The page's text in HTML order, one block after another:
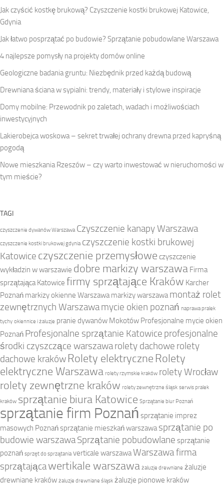
Jak czyścić kostkę brukową? Czyszczenie kostki brukowej Katowice,
Gdynia
Jak łatwo posprzątać po budowie? Sprzątanie pobudowlane Warszawa
4 najlepsze pomysły na projekty domów online
Geologiczne badania gruntu: Niezbędnik przed każdą budową
Drewniana ściana w sypialni: trendy, materiały i stylowe inspiracje
Domy mobilne: Przewodnik po zaletach, wadach i możliwościach
inwestycyjnych
Lakierobejca woskowa – sekret trwałej ochrany drewna przed kapryśną
pogodą
Nowe mieszkania Rzeszów – czy warto inwestować w nieruchomości w
tym mieście?
TAGI
czyszczenie dywanów Warszawa Czyszczenie kanapy Warszawa
czyszczenie kostki brukowej gdynia czyszczenie kostki brukowej
Katowice czyszczenie przemysłowe czyszczenie
wykładzin w warszawie dobre markizy warszawa Firma
sprzątająca Katowice firmy sprzątające Kraków Karcher
Poznań markizy okienne Warszawa markizy warszawa montaż rolet
zewnętrznych Warszawamycie okien poznań naprawa pralek
tychy okiennice i żaluzje pranie dywanów Mokotów Profesjonalne mycie okien
Poznań Profesjonalne sprzątanie Katowice profesjonalne
środki czyszczące warszawarolety dachowe rolety
dachowe kraków Rolety elektryczne Rolety
elektryczne Warszawa rolety rzymskie kraków rolety Wrocław
rolety zewnętrzne kraków rolety zewnętrzne śląsk serwis pralek
kraków sprzątanie biura Katowice Sprzątanie biur Poznań
sprzątanie firm Poznań sprzątanie imprez
masowych Poznańsprzątanie mieszkań warszawa sprzątanie po
budowie warszawaSprzątanie pobudowlane sprzątanie
poznań sprzęt do sprzątania verticale warszawaWarszawa firma
sprzątającawertikale warszawa żaluzje drewniane żaluzje
drewniane kraków żaluzje drewniane śląsk żaluzje pionowe kraków